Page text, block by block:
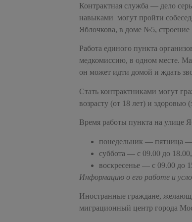
Контрактная служба — дело
навыками могут пройти
Яблочкова, в доме №5, строение
Работа единого пункта
медкомиссию, в одном месте.
он может идти домой и ждать
Стать контрактниками могут
возрасту (от 18 лет) и здоровью
Время работы пункта на улице
понедельник — пятница —
суббота — с 09.00 до 18.00,
воскресенье — с 09.00 до
Информацию о его работе и
Иностранные граждане,
миграционный центр города